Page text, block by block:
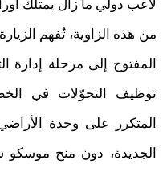
لاعب دولي ما زال يمتلك
من هذه الزاوية، تُفهم
المفتوح إلى مرحلة
توظيف التحوّلات في
المتكرر على وحدة
الجديدة، دون منح